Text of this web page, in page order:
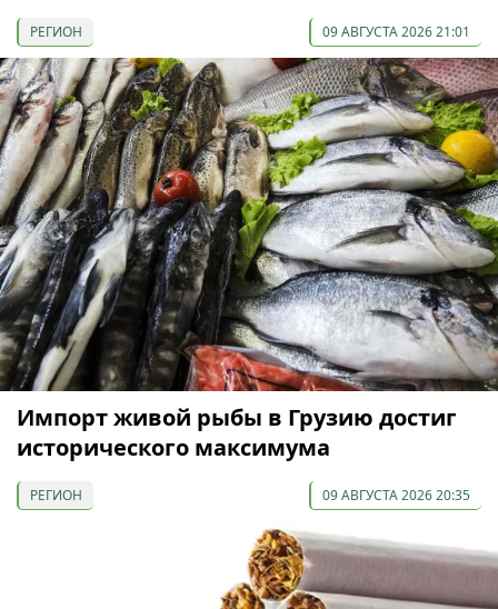
РЕГИОН 09 АВГУСТА 2026 21:01
Импорт живой рыбы в Грузию достиг
исторического максимума
РЕГИОН 09 АВГУСТА 2026 20:35